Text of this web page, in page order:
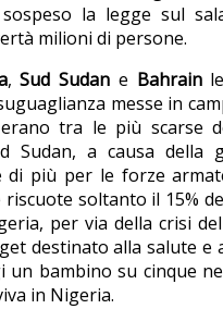
la legge sul
milioni di persone.
,Sud Sudan e Bahrainle
messe in
tra le più scarse
Sudan, a causa della
di più per le forze
soltanto il 15%
per via della crisi
destinato alla salute e
un bambino su cinque
in Nigeria.